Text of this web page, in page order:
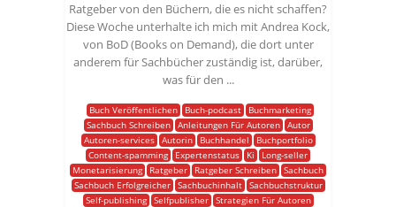
Ratgeber von den Büchern, die es nicht schaffen?
Diese Woche unterhalte ich mich mit Andrea Kock,
von BoD (Books on Demand), die dort unter
anderem für Sachbücher zuständig ist, darüber,
was für den ...
Buch Veröffentlichen Buch-podcast
Buchmarketing
Sachbuch Schreiben
Anleitungen Für Autoren
Autor
Autoren-services
Autorin Buchhandel
Buchportfolio
Content-spamming
Expertenstatus Ki
Long-seller
Monetarisierung
Ratgeber Ratgeber Schreiben Sachbuch
Sachbuch Erfolgreicher
Sachbuchinhalt
Sachbuchstruktur
Self-publishing
Selfpublisher
Strategien Für Autoren